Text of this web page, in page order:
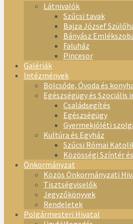
Látnivalók
Szűcsi tavak
Bajza József
Bányász
Faluház
Pincesor
Galériák
Intézmények
Bölcsőde, Óvoda és
Egészségügy és Szociális
Családsegítés
Egészségügy
Gyermekjóléti
Kultúra és Egyház
Szűcsi Római
Közösségi Színtér
Önkormányzat
Közös Önkormányzati
Tisztségviselők
Jegyzőkönyvek
Rendeletek
Polgármesteri Hivatal